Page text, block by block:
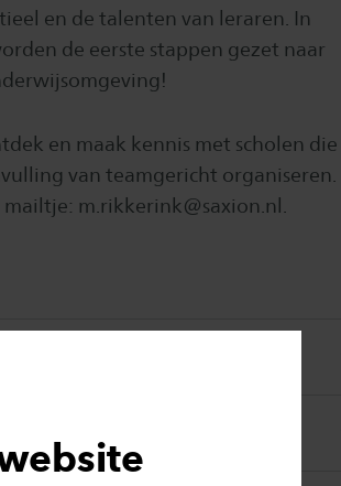
en de talenten van leraren. In
de eerste stappen gezet naar
en maak kennis met scholen die
van teamgericht organiseren.
mailtje: m.rikkerink@saxion.nl